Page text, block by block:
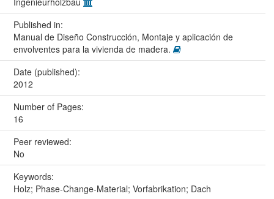
Published in:
Manual de Diseño Construcción, Montaje y aplicación de
envolventes para la vivienda de madera.
Date (published):
2012
Number of Pages:
16
Peer reviewed:
No
Keywords:
Holz; Phase-Change-Material; Vorfabrikation; Dach